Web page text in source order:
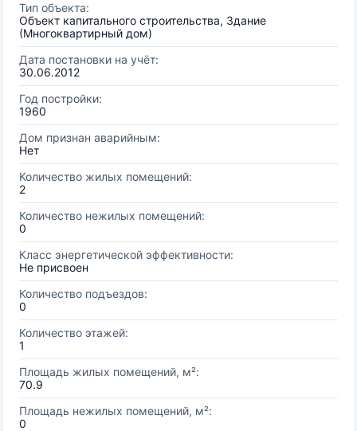
Тип объекта:
Объект капитального строительства, Здание
(Многоквартирный дом)
Дата постановки на учёт:
30.06.2012
Год постройки:
1960
Дом признан аварийным:
Нет
Количество жилых помещений:
2
Количество нежилых помещений:
0
Класс энергетической эффективности:
Не присвоен
Количество подъездов:
0
Количество этажей:
1
Площадь жилых помещений, м²:
70.9
Площадь нежилых помещений, м²:
0